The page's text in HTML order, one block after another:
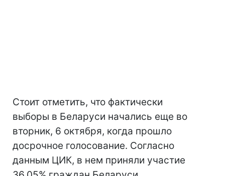
Стоит отметить, что фактически
выборы в Беларуси начались еще во
вторник, 6 октября, когда прошло
досрочное голосование. Согласно
данным ЦИК, в нем приняли участие